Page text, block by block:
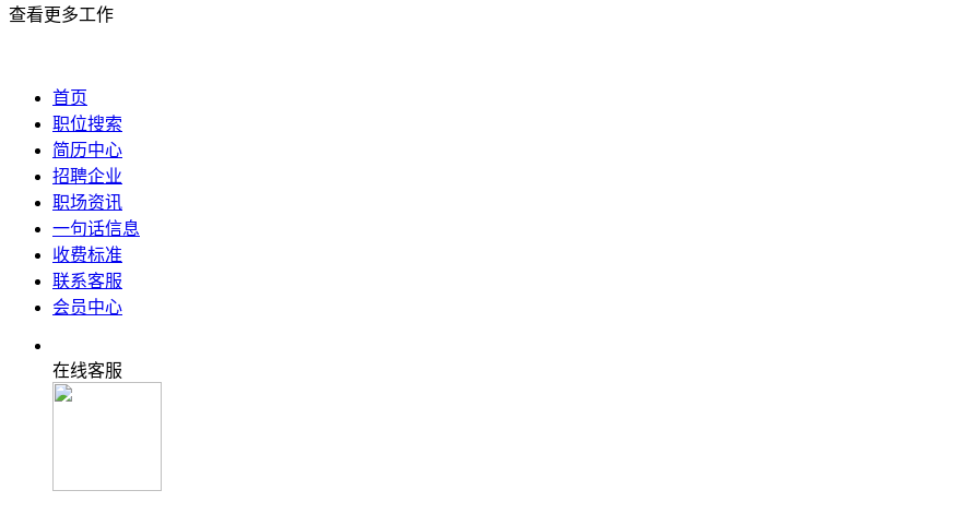
查看更多工作
首页
职位搜索
简历中心
招聘企业
职场资讯
一句话信息
收费标准
联系客服
会员中心
在线客服